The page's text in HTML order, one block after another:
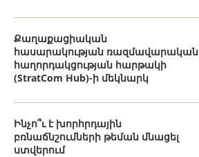
Քաղաքացիական
հասարակության ռազմավարական
հաղորդակցության հարթակի
(StratCom Hub)-ի մեկնարկ
Ինչո՞ւ է խորհրդային
բռնաճնշումների թեման մնացել
ստվերում